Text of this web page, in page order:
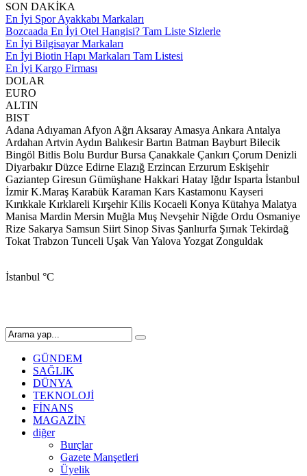
SON DAKİKA
En İyi Spor Ayakkabı Markaları
Bozcaada En İyi Otel Hangisi? Tam Liste Sizlerle
En İyi Bilgisayar Markaları
En İyi Biotin Hapı Markaları Tam Listesi
En İyi Kargo Firması
DOLAR
EURO
ALTIN
BIST
Adana Adıyaman Afyon Ağrı Aksaray Amasya Ankara Antalya
Ardahan Artvin Aydın Balıkesir Bartın Batman Bayburt Bilecik
Bingöl Bitlis Bolu Burdur Bursa Çanakkale Çankırı Çorum Denizli
Diyarbakır Düzce Edirne Elazığ Erzincan Erzurum Eskişehir
Gaziantep Giresun Gümüşhane Hakkari Hatay Iğdır Isparta İstanbul
İzmir K.Maraş Karabük Karaman Kars Kastamonu Kayseri
Kırıkkale Kırklareli Kırşehir Kilis Kocaeli Konya Kütahya Malatya
Manisa Mardin Mersin Muğla Muş Nevşehir Niğde Ordu Osmaniye
Rize Sakarya Samsun Siirt Sinop Sivas Şanlıurfa Şırnak Tekirdağ
Tokat Trabzon Tunceli Uşak Van Yalova Yozgat Zonguldak
İstanbul °C
GÜNDEM
SAĞLIK
DÜNYA
TEKNOLOJİ
FİNANS
MAGAZİN
diğer
Burçlar
Gazete Manşetleri
Üyelik